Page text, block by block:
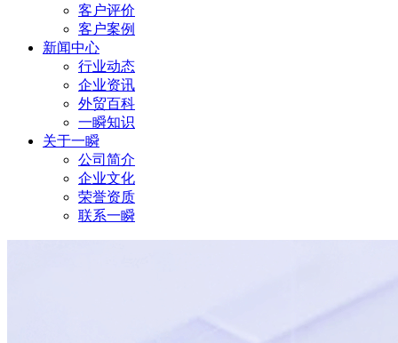
客户评价
客户案例
新闻中心
行业动态
企业资讯
外贸百科
一瞬知识
关于一瞬
公司简介
企业文化
荣誉资质
联系一瞬